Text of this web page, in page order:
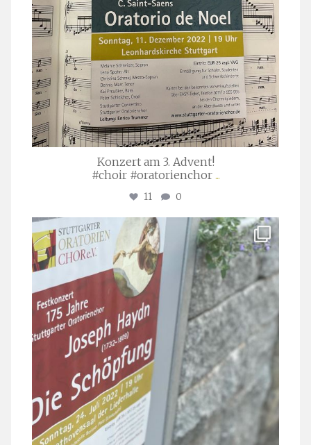
Konzert am 3. Advent!
#choir #oratorienchor ...
11 0
stuttgarter_oratorienchor
Juli 23